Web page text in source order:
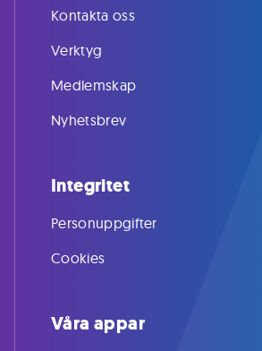
Kontakta oss
Verktyg
Medlemskap
Nyhetsbrev
Integritet
Personuppgifter
Cookies
Våra appar